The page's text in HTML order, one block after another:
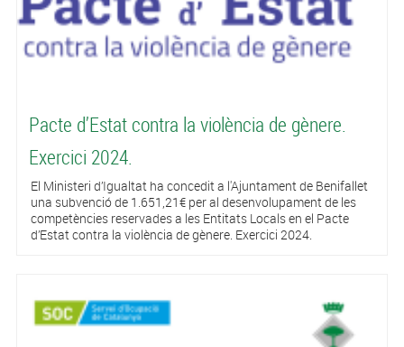
Pacte d’Estat contra la violència de gènere.
Exercici 2024.
El Ministeri d’Igualtat ha concedit a l'Ajuntament de Benifallet
una subvenció de 1.651,21€ per al desenvolupament de les
competències reservades a les Entitats Locals en el Pacte
d’Estat contra la violència de gènere. Exercici 2024.